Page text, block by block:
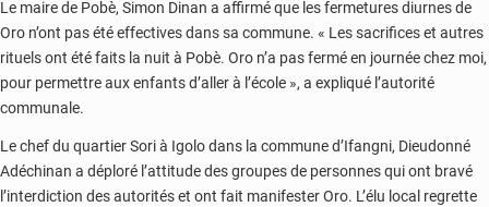
Le maire de Pobè, Simon Dinan a affirmé que les fermetures diurnes de
Oro n’ont pas été effectives dans sa commune. « Les sacrifices et autres
rituels ont été faits la nuit à Pobè. Oro n’a pas fermé en journée chez moi,
pour permettre aux enfants d’aller à l’école », a expliqué l’autorité
communale.
Le chef du quartier Sori à Igolo dans la commune d’Ifangni, Dieudonné
Adéchinan a déploré l’attitude des groupes de personnes qui ont bravé
l’interdiction des autorités et ont fait manifester Oro. L’élu local regrette